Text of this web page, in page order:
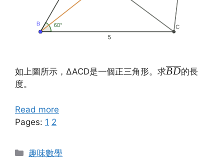
如上圖所示，ΔACD是一個正三角形。求BD的長
度。
Read more
Pages: 1 2
Categories
趣味數學